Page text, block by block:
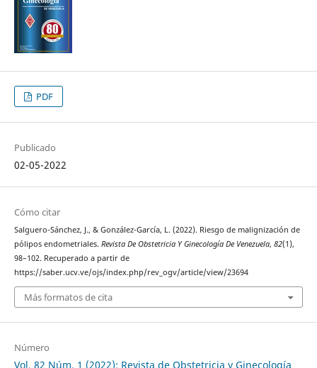
PDF
Publicado
02-05-2022
Cómo citar
Salguero-Sánchez, J., & González-García, L. (2022). Riesgo de malignización de
pólipos endometriales. Revista De Obstetricia Y Ginecología De Venezuela, 82(1),
98–102. Recuperado a partir de
https://saber.ucv.ve/ojs/index.php/rev_ogv/article/view/23694
Más formatos de cita
Número
Vol. 82 Núm. 1 (2022): Revista de Obstetricia y Ginecología